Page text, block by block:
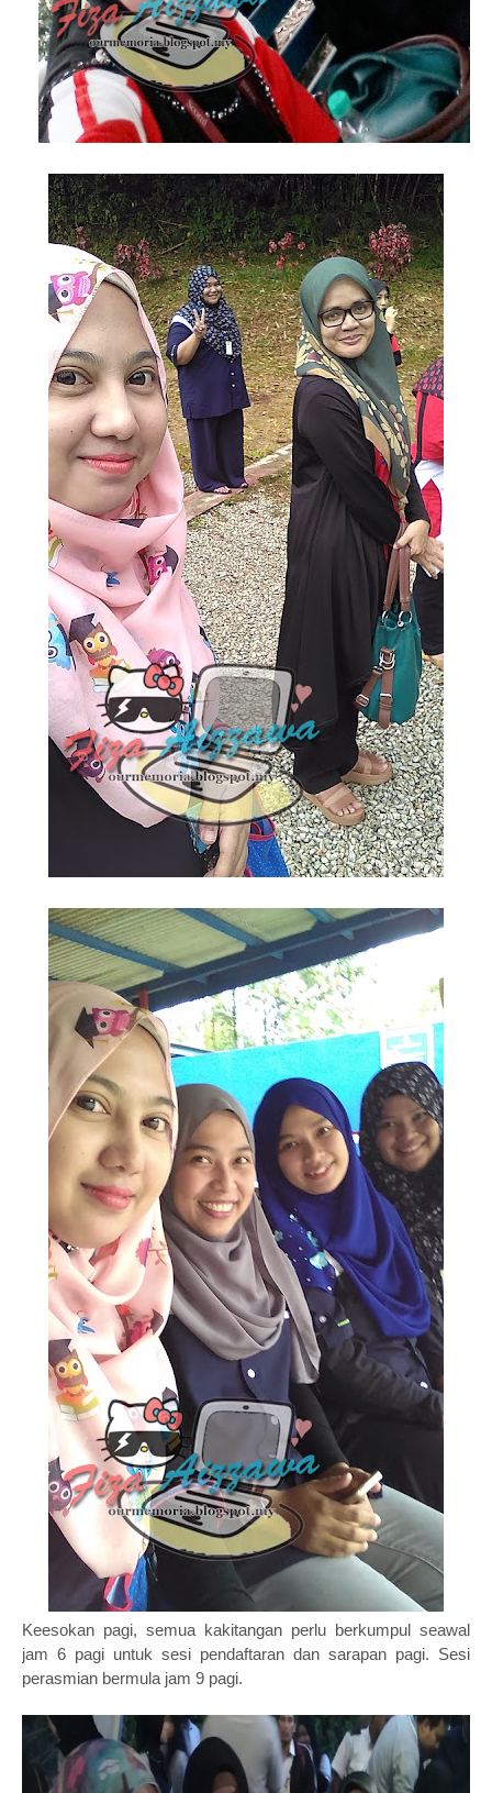
Keesokan pagi, semua kakitangan perlu berkumpul seawal
jam 6 pagi untuk sesi pendaftaran dan sarapan pagi. Sesi
perasmian bermula jam 9 pagi.